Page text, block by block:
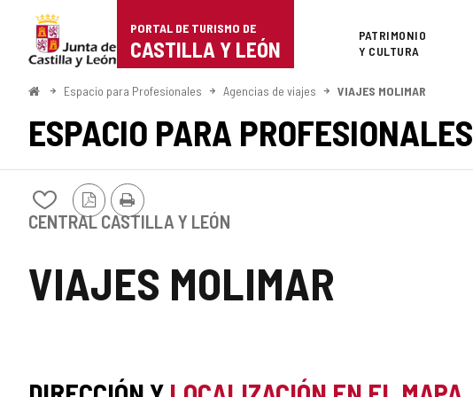
Portal
de
Turismo
de
Castilla
León
PORTAL DE TURISMO DE
CASTILLA Y LEÓN
Superior
PATRIMONIO
Y CULTURA
InicioEspacio para Profesionales Agencias de viajes VIAJES MOLIMAR
ESPACIO PARA PROFESIONALES
VIAJES MOLIMAR
Añadir/quitar
de
mis
Versión
PDF
Imprimir
CENTRAL CASTILLA Y LEÓN